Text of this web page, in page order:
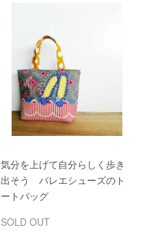
気分を上げて自分らしく歩き
出そう バレエシューズのト
ートバッグ
SOLD OUT